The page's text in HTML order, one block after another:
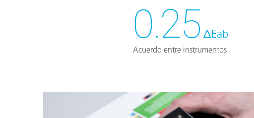
0.25 ΔEab
Acuerdo entre instrumentos